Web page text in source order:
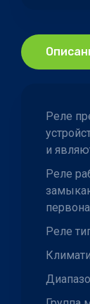
Реле
и
Реле
Реле